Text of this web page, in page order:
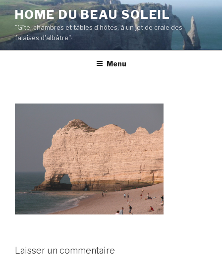
Aller
au
contenu
principal
HOME DU BEAU SOLEIL
"Gîte, chambres et tables d'hôtes, à un jet de craie des
falaises d'albâtre"
Menu
Laisser un commentaire